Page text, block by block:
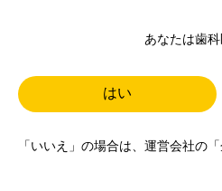
あなたは歯
はい
「いいえ」の場合は、運営会社の
師、歯科衛生
お届けします